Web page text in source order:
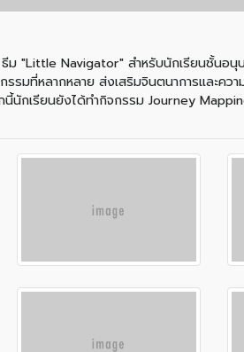
ม "Little Navigator" สำหรับนักเรียนชั้นอ
รรมที่หลากหลาย ส่งเสริมจินตนาการและ
นี้นักเรียนยังได้ทำกิจกรรม Journey